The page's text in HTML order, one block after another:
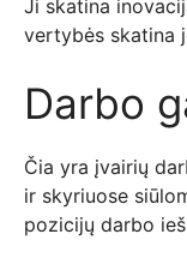
Ji skatina
vertybės skatina
Darbo
Čia yra įvairių
ir skyriuose
pozicijų darbo